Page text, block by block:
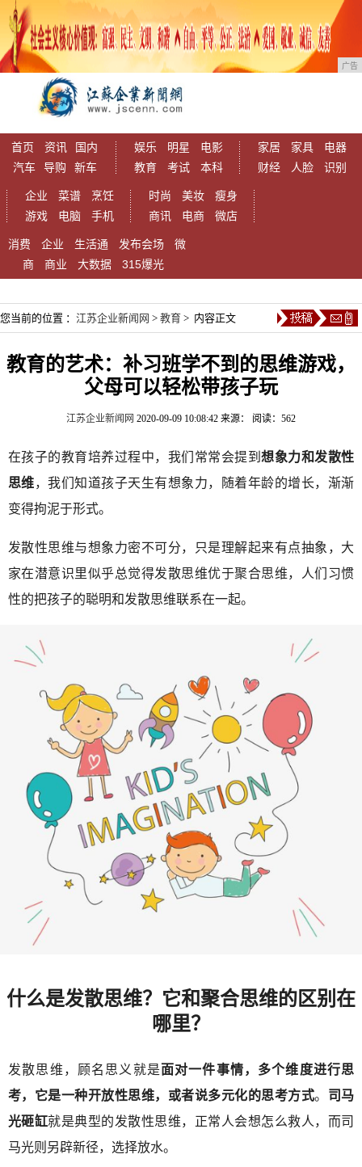
广告
首页 资讯
国内
汽车
导购 新车
娱乐 明星
电影
教育
考试 本科
家居 家具
电器
财经
人脸 识别
企业 菜谱
烹饪
游戏
电脑 手机
时尚 美妆
瘦身
商讯
电商 微店
消费 企业 生活通 发布会场
微
商
商业 大数据 315爆光
您当前的位置 ： 江苏企业新闻网 > 教育 > 内容正文
教育的艺术：补习班学不到的思维游戏，
父母可以轻松带孩子玩
江苏企业新闻网 2020-09-09 10:08:42 来源： 阅读：562
在孩子的教育培养过程中，我们常常会提到想象力和发散性
思维，我们知道孩子天生有想象力，随着年龄的增长，渐渐
变得拘泥于形式。
发散性思维与想象力密不可分，只是理解起来有点抽象，大
家在潜意识里似乎总觉得发散思维优于聚合思维，人们习惯
性的把孩子的聪明和发散思维联系在一起。
什么是发散思维？它和聚合思维的区别在
哪里？
发散思维，顾名思义就是面对一件事情，多个维度进行思
考，它是一种开放性思维，或者说多元化的思考方式。 司马
光砸缸就是典型的发散性思维，正常人会想怎么救人，而司
马光则另辟新径，选择放水。